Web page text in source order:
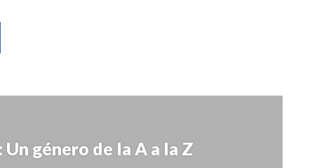
género de la A a la Z